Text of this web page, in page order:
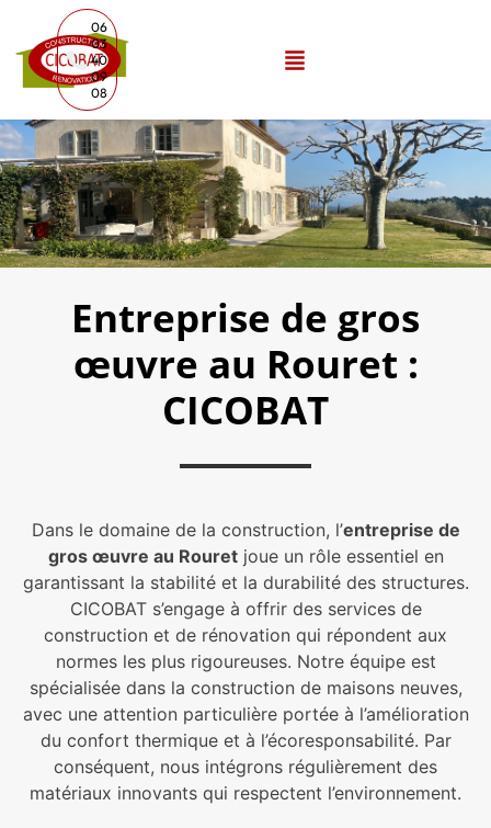
06
03
40
09
08
Entreprise de gros
œuvre au Rouret :
CICOBAT
Dans le domaine de la construction, l’entreprise de
gros œuvre au Rouretjoue un rôle essentiel en
garantissant la stabilité et la durabilité des structures.
CICOBAT s’engage à offrir des services de
construction et de rénovation qui répondent aux
normes les plus rigoureuses. Notre équipe est
spécialisée dans la construction de maisons neuves,
avec une attention particulière portée à l’amélioration
du confort thermique et à l’écoresponsabilité. Par
conséquent, nous intégrons régulièrement des
matériaux innovants qui respectent l’environnement.